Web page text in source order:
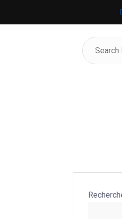
du Collège de la Société